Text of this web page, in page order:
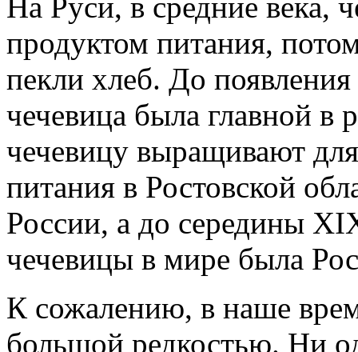
продуктом питания,
пекли хлеб. До
чечевица была главной в
чечевицу выращивают
питания в Ростовской
России, а до середины
чечевицы в мире была
К сожалению, в наше
большой редкостью. Ни